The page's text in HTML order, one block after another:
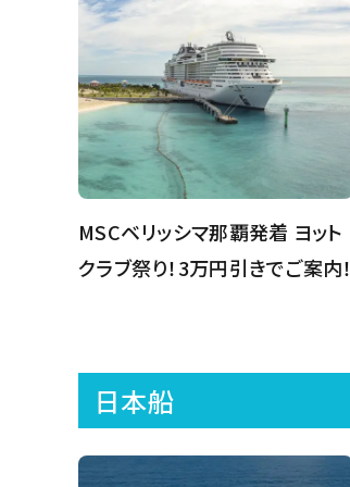
MSCベリッシマ那覇発着 ヨット
クラブ祭り！3万円引きでご案内！
日本船